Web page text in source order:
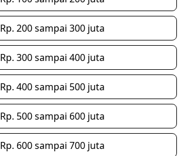
Rp. 200 sampai 300 juta
Rp. 300 sampai 400 juta
Rp. 400 sampai 500 juta
Rp. 500 sampai 600 juta
Rp. 600 sampai 700 juta